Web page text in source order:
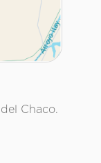
Chaco.